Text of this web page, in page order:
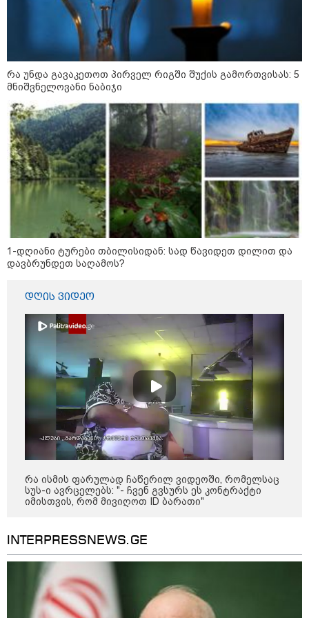
აფრიკის ქვეყნები ამერიკულ
დოლარზე უარს ამბობენ
პოლიტიკა
14:14 / 06-08-2026
"მეც ერთ-ერთი მათგანი ვიყავი, ვინც
შინაარსი იქმნება სოციალურ
მედიაში, არარსებული
ადამიანები, საუბრობენ,
ტურისტებისთვის" - პრემიერი
16:14 / 06-08-2026
რა უნდა გავაკეთოთ პირველ რიგში შუქის გამორთვისას: 5
მნიშვნელოვანი ნაბიჯი
1-დღიანი ტურები თბილისიდან: სად წავიდეთ დილით და
დავბრუნდეთ საღამოს?
დღის ვიდეო
რა ისმის ფარულად ჩაწერილ ვიდეოში, რომელსაც
სუს-ი ავრცელებს: "- ჩვენ გვსურს ეს კონტრაქტი
იმისთვის, რომ მივიღოთ ID ბარათი"
INTERPRESSNEWS.GE